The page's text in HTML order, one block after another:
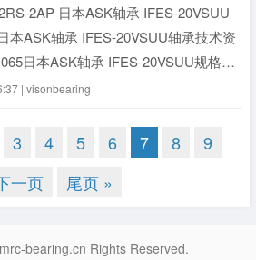
2AP 日本ASK轴承 IFES-20VSUU
本ASK轴承 IFES-20VSUU轴承技术资
日本ASK轴承 IFES-20VSUU规格参
| visonbearing
3 4 5 6 7 8
9
一页 尾页 »
bearing.cn Rights Reserved.